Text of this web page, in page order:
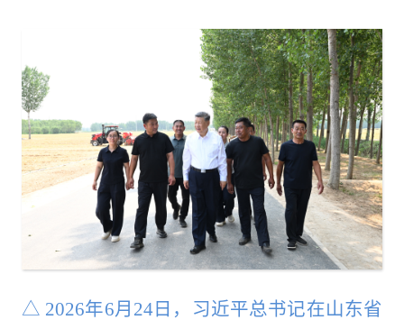
△ 2026年6月24日，习近平总书记在山东省